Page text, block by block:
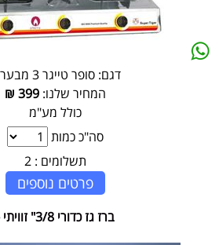
דגם: סופר טייגר 3 מבערים
המחיר שלנו:399
₪
כולל מע"מ
סה"כ כמות
תשלומים : 2
פרטים נוספים
ברז גז כדורי 3/8" זוויתי - ימין